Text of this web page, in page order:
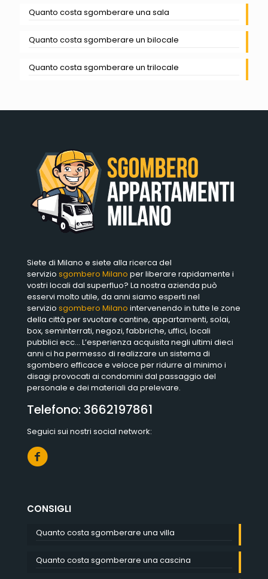
Quanto costa sgomberare una sala
Quanto costa sgomberare un bilocale
Quanto costa sgomberare un trilocale
Siete di Milano e siete alla ricerca del
servizio sgombero Milano per liberare rapidamente i
vostri locali dal superfluo? La nostra azienda può
esservi molto utile, da anni siamo esperti nel
servizio sgombero Milano intervenendo in tutte le zone
della città per svuotare cantine, appartamenti, solai,
box, seminterrati, negozi, fabbriche, uffici, locali
pubblici ecc… L’esperienza acquisita negli ultimi dieci
anni ci ha permesso di realizzare un sistema di
sgombero efficace e veloce per ridurre al minimo i
disagi provocati ai condomini dal passaggio del
personale e dei materiali da prelevare.
Telefono: 3662197861
Seguici sui nostri social network:
CONSIGLI
Quanto costa sgomberare una villa
Quanto costa sgomberare una cascina